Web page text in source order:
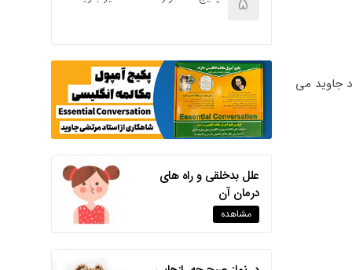
جزوه منحصر به فرد از استاد جاوید می
علل بدخلقی و راه های
درمان آن
مشاهده